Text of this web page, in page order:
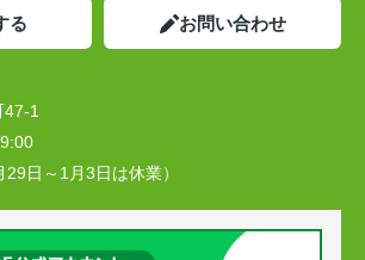
る お問い合わせ
1
29日～1月3日は休業）